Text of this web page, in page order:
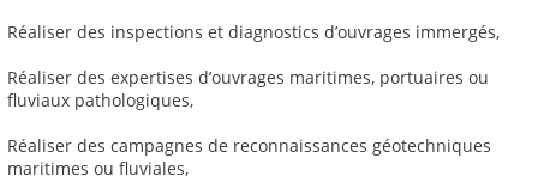
Réaliser des inspections et diagnostics d’ouvrages immergés,
Réaliser des expertises d’ouvrages maritimes, portuaires ou
fluviaux pathologiques,
Réaliser des campagnes de reconnaissances géotechniques
maritimes ou fluviales,